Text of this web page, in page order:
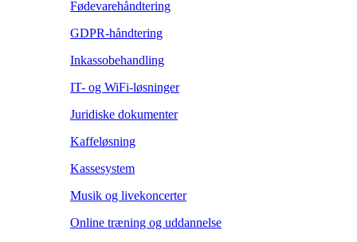
Fødevarehåndtering
GDPR-håndtering
Inkassobehandling
IT- og WiFi-løsninger
Juridiske dokumenter
Kaffeløsning
Kassesystem
Musik og livekoncerter
Online træning og uddannelse